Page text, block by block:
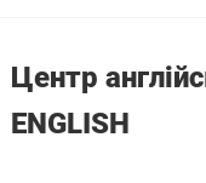
Центр
ENGLISH